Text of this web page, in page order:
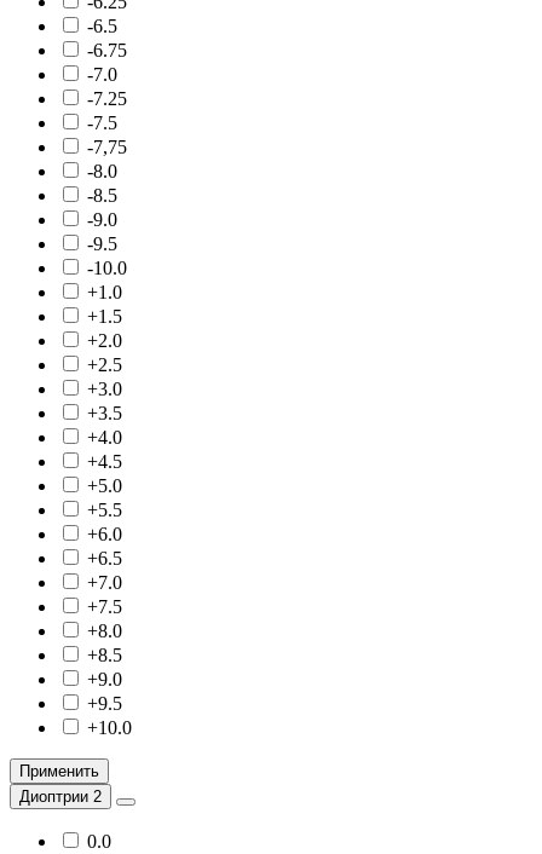
-6.5
-6.75
-7.0
-7.25
-7.5
-7,75
-8.0
-8.5
-9.0
-9.5
-10.0
+1.0
+1.5
+2.0
+2.5
+3.0
+3.5
+4.0
+4.5
+5.0
+5.5
+6.0
+6.5
+7.0
+7.5
+8.0
+8.5
+9.0
+9.5
+10.0
Применить
Диоптрии 2
0.0